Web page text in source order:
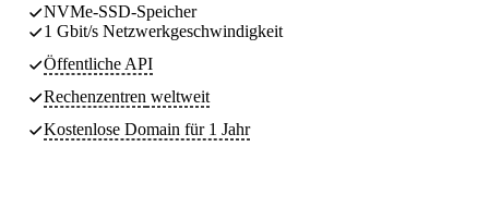
NVMe-SSD-Speicher
1 Gbit/s Netzwerkgeschwindigkeit
Öffentliche API
Rechenzentren weltweit
Kostenlose Domain für 1 Jahr